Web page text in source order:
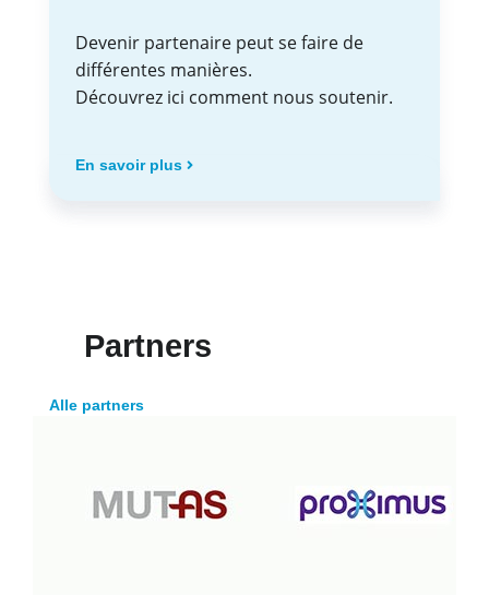
Devenir partenaire peut se faire de
différentes manières.
Découvrez ici comment nous soutenir.
En savoir plus
Partners
Alle partners